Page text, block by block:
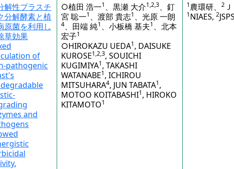
解性プラスチ
分解酵素と植
原菌を利用し
草効果
of
pathogenic
and
○植田 浩一1 、黒瀬 大介1,2,3、釘
宮 聡一1 、渡部 貴志1 、光原 一朗
4、田端 純1 、小板橋 基夫1 、北本
宏子1
○HIROKAZU UEDA1, DAISUKE
KUROSE1,2,3, SOUICHI
KUGIMIYA1, TAKASHI
WATANABE1, ICHIROU
MITSUHARA4, JUN TABATA1,
MOTOO KOITABASHI1, HIROKO
KITAMOTO1
1農環研、 2
1NIAES, 2